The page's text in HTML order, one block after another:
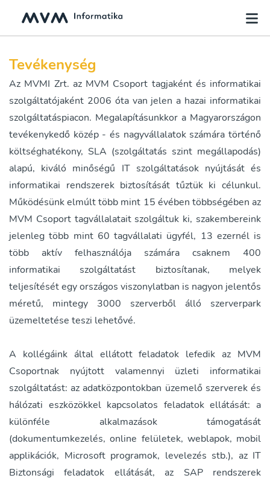
Tevékenység
Az MVMI Zrt. az MVM Csoport tagjaként és informatikai
szolgáltatójaként 2006 óta van jelen a hazai informatikai
szolgáltatáspiacon. Megalapításunkkor a Magyarországon
tevékenykedő közép - és nagyvállalatok számára történő
költséghatékony, SLA (szolgáltatás szint megállapodás)
alapú, kiváló minőségű IT szolgáltatások nyújtását és
informatikai rendszerek biztosítását tűztük ki célunkul.
Működésünk elmúlt több mint 15 évében többségében az
MVM Csoport tagvállalatait szolgáltuk ki, szakembereink
jelenleg több mint 60 tagvállalati ügyfél, 13 ezernél is
több aktív felhasználója számára csaknem 400
informatikai szolgáltatást biztosítanak, melyek
teljesítését egy országos viszonylatban is nagyon jelentős
méretű, mintegy 3000 szerverből álló szerverpark
üzemeltetése teszi lehetővé.
A kollégáink által ellátott feladatok lefedik az MVM
Csoportnak nyújtott valamennyi üzleti informatikai
szolgáltatást: az adatközpontokban üzemelő szerverek és
hálózati eszközökkel kapcsolatos feladatok ellátását: a
különféle alkalmazások támogatását
(dokumentumkezelés, online felületek, weblapok, mobil
applikációk, Microsoft programok, levelezés stb.), az IT
Biztonsági feladatok ellátását, az SAP rendszerek